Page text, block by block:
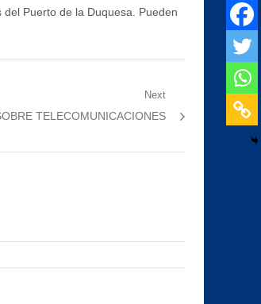
Puerto de la Duquesa. Pueden
Next
TELECOMUNICACIONES